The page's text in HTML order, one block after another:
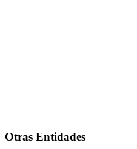
Otras Entidades